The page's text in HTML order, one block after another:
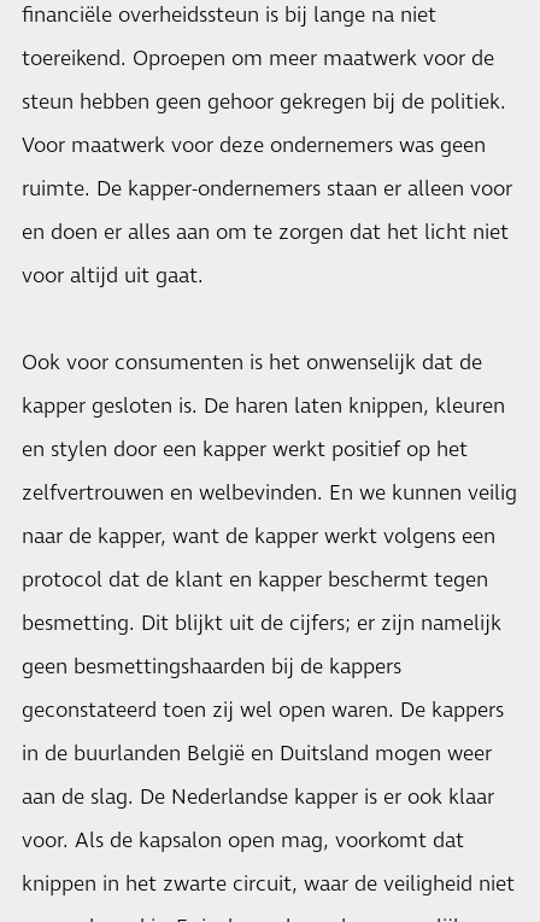
financiële overheidssteun is bij lange na niet
toereikend. Oproepen om meer maatwerk voor de
steun hebben geen gehoor gekregen bij de politiek.
Voor maatwerk voor deze ondernemers was geen
ruimte. De kapper-ondernemers staan er alleen voor
en doen er alles aan om te zorgen dat het licht niet
voor altijd uit gaat.
Ook voor consumenten is het onwenselijk dat de
kapper gesloten is. De haren laten knippen, kleuren
en stylen door een kapper werkt positief op het
zelfvertrouwen en welbevinden. En we kunnen veilig
naar de kapper, want de kapper werkt volgens een
protocol dat de klant en kapper beschermt tegen
besmetting. Dit blijkt uit de cijfers; er zijn namelijk
geen besmettingshaarden bij de kappers
geconstateerd toen zij wel open waren. De kappers
in de buurlanden België en Duitsland mogen weer
aan de slag. De Nederlandse kapper is er ook klaar
voor. Als de kapsalon open mag, voorkomt dat
knippen in het zwarte circuit, waar de veiligheid niet